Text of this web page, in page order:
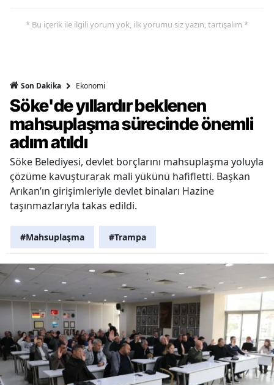
* Bu içerik ile ilgili yorum yok, ilk yorumu siz yazın, tartışalım *
Son Dakika Ekonomi
Söke'de yıllardır beklenen
mahsuplaşma sürecinde önemli
adım atıldı
Söke Belediyesi, devlet borçlarını mahsuplaşma yoluyla
çözüme kavuşturarak mali yükünü hafifletti. Başkan
Arıkan’ın girişimleriyle devlet binaları Hazine
taşınmazlarıyla takas edildi.
#Mahsuplaşma #Trampa